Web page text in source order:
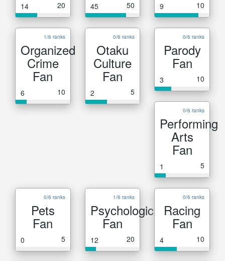
14 20 45 50 9 10
1/6 ranks
Organized
Crime
Fan
6 10
0/6 ranks
Otaku
Culture
Fan
2 5
0/6 ranks
Parody
Fan
3 10
0/6 ranks
Performing
Arts
Fan
1 5
0/6 ranks
Pets
Fan
0 5
1/6 ranks
Psychological
Fan
12 20
0/6 ranks
Racing
Fan
4 10